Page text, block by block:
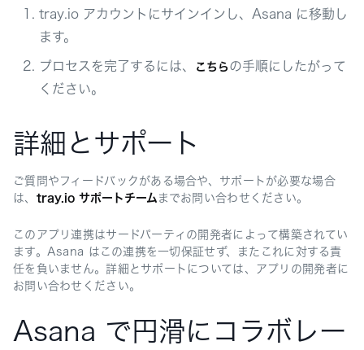
tray.io アカウントにサインインし、Asana に移動し
ます。
プロセスを完了するには、 こちら の手順にしたがって
ください。
詳細とサポート
ご質問やフィードバックがある場合や、サポートが必要な場合
は、 tray.io サポートチーム までお問い合わせください。
このアプリ連携はサードパーティの開発者によって構築されてい
ます。Asana はこの連携を一切保証せず、またこれに対する責
任を負いません。詳細とサポートについては、アプリの開発者に
お問い合わせください。
Asana で円滑にコラボレー